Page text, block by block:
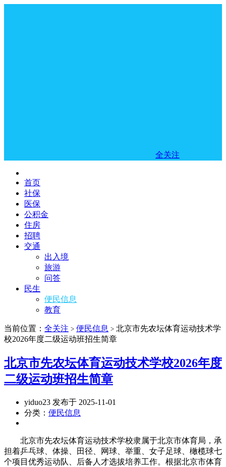
全关注
首页
社保
医保
公积金
住房
招聘
交通
出入境
旅游
问答
民生
便民信息
教育
当前位置： 全关注 > 便民信息 > 北京市先农坛体育运动技术学
校2026年度二级运动班招生简章
北京市先农坛体育运动技术学校2026年度
二级运动班招生简章
yiduo23 发布于 2025-11-01
分类： 便民信息
北京市先农坛体育运动技术学校隶属于北京市体育局，承
担着乒乓球、体操、田径、网球、举重、女子足球、橄榄球七
个项目优秀运动队、后备人才选拔培养工作。根据北京市体育